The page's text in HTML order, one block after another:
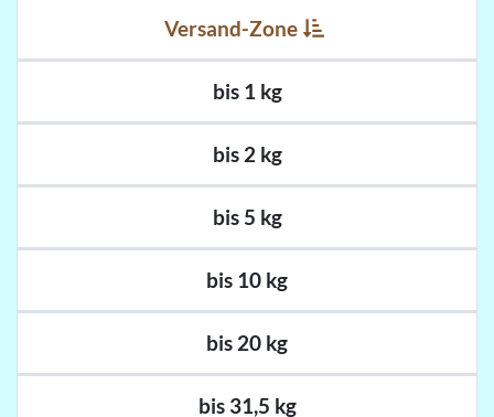
Versand-Zone
bis 1 kg
bis 2 kg
bis 5 kg
bis 10 kg
bis 20 kg
bis 31,5 kg